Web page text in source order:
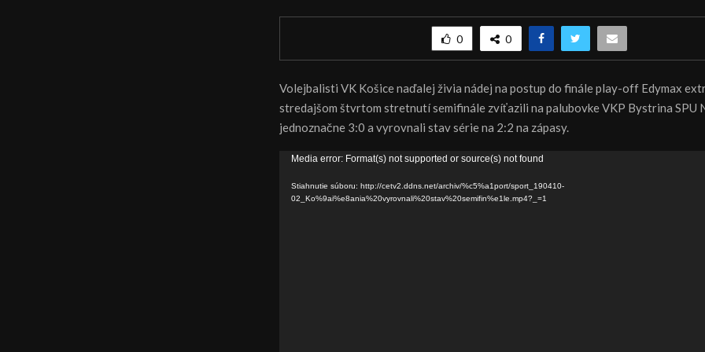
0 0
Volejbalisti VK Košice naďalej živia nádej na postup do finále play-off Edymax
stredajšom štvrtom stretnutí semifinále zvíťazili na palubovke VKP Bystrina SPU
jednoznačne 3:0 a vyrovnali stav série na 2:2 na zápasy.
Media error: Format(s) not supported or source(s) not found
Stiahnutie súboru: http://cetv2.ddns.net/archiv/%c5%a1port/sport_190410-
02_Ko%9ai%e8ania%20vyrovnali%20stav%20semifin%e1le.mp4?_=1